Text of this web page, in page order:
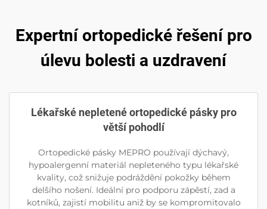
Expertní ortopedické řešení pro
úlevu bolesti a uzdravení
Lékařské nepletené ortopedické pásky pro
větší pohodlí
Ortopedické pásky MEPRO používají dýchavý,
hypoalergenní materiál nepleteného typu lékařské
kvality, což snižuje podráždění pokožky během
delšího nošení. Ideální pro podporu zápěstí, zad a
kotníků, zajistí mobilitu aniž by se kompromitovalo